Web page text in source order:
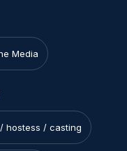
Media
hostess / casting